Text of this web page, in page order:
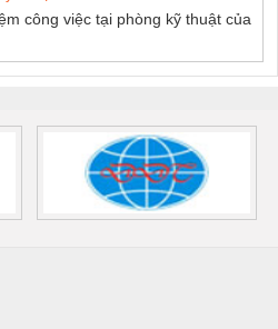
công việc tại phòng kỹ thuật của